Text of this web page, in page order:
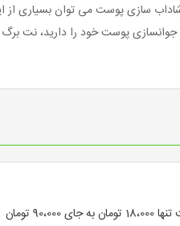
سازی پوست می توان بسیاری از
پوست خود را دارید، نت